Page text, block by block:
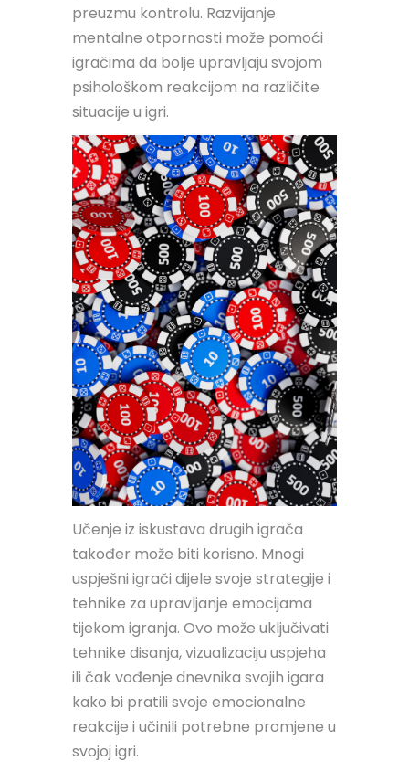
preuzmu kontrolu. Razvijanje
mentalne otpornosti može pomoći
igračima da bolje upravljaju svojom
psihološkom reakcijom na različite
situacije u igri.
Učenje iz iskustava drugih igrača
također može biti korisno. Mnogi
uspješni igrači dijele svoje strategije i
tehnike za upravljanje emocijama
tijekom igranja. Ovo može uključivati
tehnike disanja, vizualizaciju uspjeha
ili čak vođenje dnevnika svojih igara
kako bi pratili svoje emocionalne
reakcije i učinili potrebne promjene u
svojoj igri.